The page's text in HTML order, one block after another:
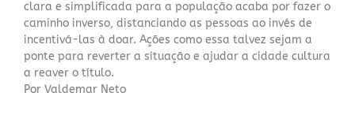
clara e simplificada para a população acaba por fazer o
caminho inverso, distanciando as pessoas ao invés de
incentivá-las à doar. Ações como essa talvez sejam a
ponte para reverter a situação e ajudar a cidade cultura
a reaver o título.
Por Valdemar Neto